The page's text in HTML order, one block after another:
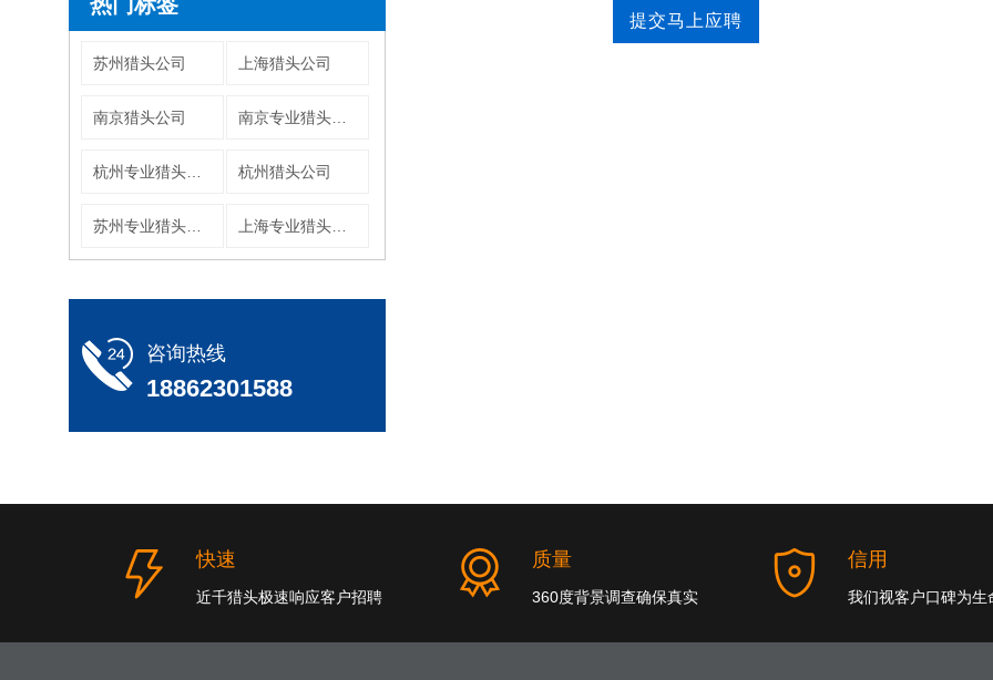
苏州猎头公司 上海猎头公司
南京猎头公司
杭州猎头公司
咨询热线
18862301588
快速
近千猎头极速响应客户招聘
质量
360度背景调查确保真实
信用
我们视客户口碑为生